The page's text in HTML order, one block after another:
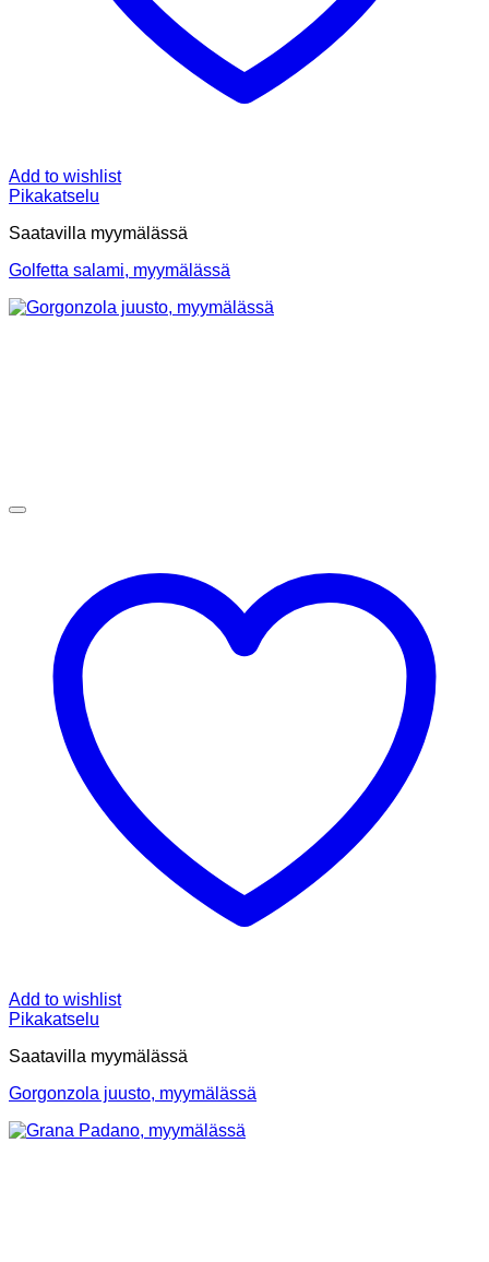
Add to wishlist
Pikakatselu
Saatavilla myymälässä
Golfetta salami, myymälässä
Add to wishlist
Pikakatselu
Saatavilla myymälässä
Gorgonzola juusto, myymälässä